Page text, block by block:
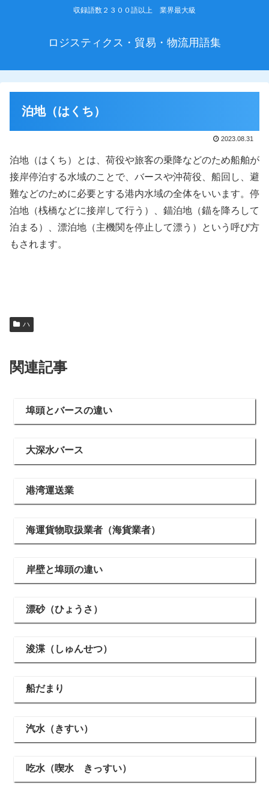
収録語数２３００語以上 業界最大級
ロジスティクス・貿易・物流用語集
泊地（はくち）
2023.08.31
泊地（はくち）とは、荷役や旅客の乗降などのため船舶が
接岸停泊する水域のことで、バースや沖荷役、船回し、避
難などのために必要とする港内水域の全体をいいます。停
泊地（桟橋などに接岸して行う）、錨泊地（錨を降ろして
泊まる）、漂泊地（主機関を停止して漂う）という呼び方
もされます。
ハ
関連記事
埠頭とバースの違い
大深水バース
港湾運送業
海運貨物取扱業者（海貨業者）
岸壁と埠頭の違い
漂砂（ひょうさ）
浚渫（しゅんせつ）
船だまり
汽水（きすい）
吃水（喫水 きっすい）